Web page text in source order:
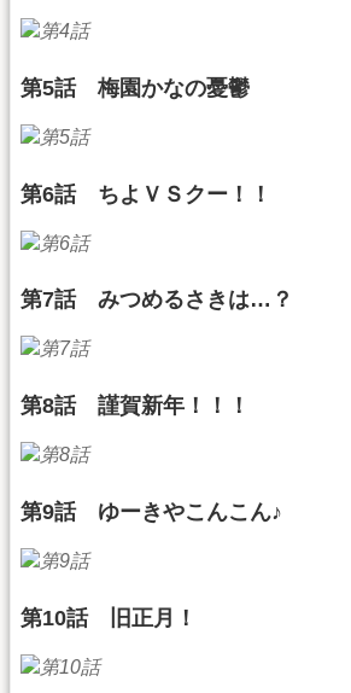
第5話 梅園かなの憂鬱
第6話 ちよＶＳクー！！
第7話 みつめるさきは…？
第8話 謹賀新年！！！
第9話 ゆーきやこんこん♪
第10話 旧正月！